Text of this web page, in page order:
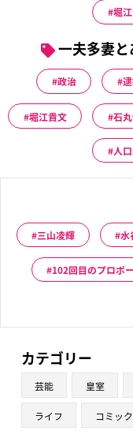
堀
一夫多妻と
政治
堀江貴文 石
人
三山凌輝 水
102回目のプロポ
カテゴリー
芸能 皇室
ライフ コミック